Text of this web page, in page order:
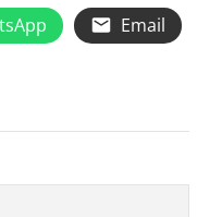
Email